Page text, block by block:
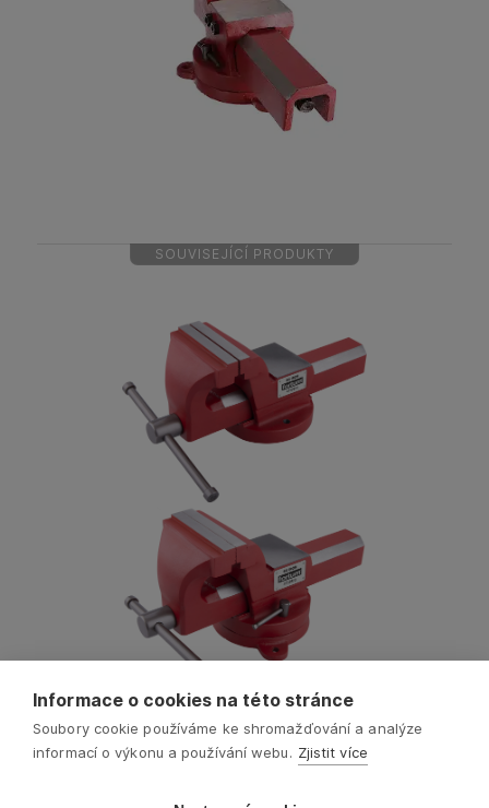
SOUVISEJÍCÍ PRODUKTY
Informace o cookies na této stránce
Soubory cookie používáme ke shromažďování a analýze
informací o výkonu a používání webu. Zjistit více